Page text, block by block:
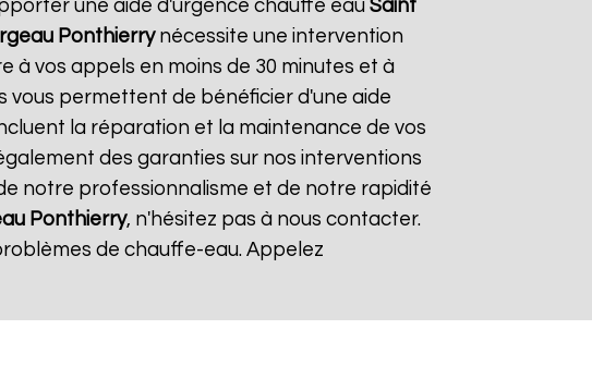
une aide d'urgence chauffe eau Saint
Ponthierrynécessite une intervention
à vos appels en moins de 30 minutes et à
permettent de bénéficier d'une aide
la réparation et la maintenance de vos
des garanties sur nos interventions
notre professionnalisme et de notre rapidité
Ponthierry, n'hésitez pas à nous contacter.
de chauffe-eau. Appelez